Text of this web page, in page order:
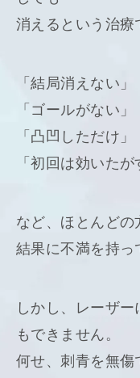
消えるという治療
「結局消えない」
「ゴールがない」
「凸凹しただけ」
「初回は効いた
など、ほとんどの
結果に不満を持っ
しかし、レーザ
もできません。
何せ、刺青を無傷